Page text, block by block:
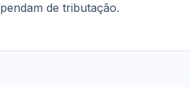
de tributação.